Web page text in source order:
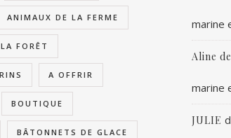
ANIMAUX DE LA FERME
FORÊT
A OFFRIR
BOUTIQUE
BÂTONNETS DE GLACE
marine
Aline
marine
JULIE